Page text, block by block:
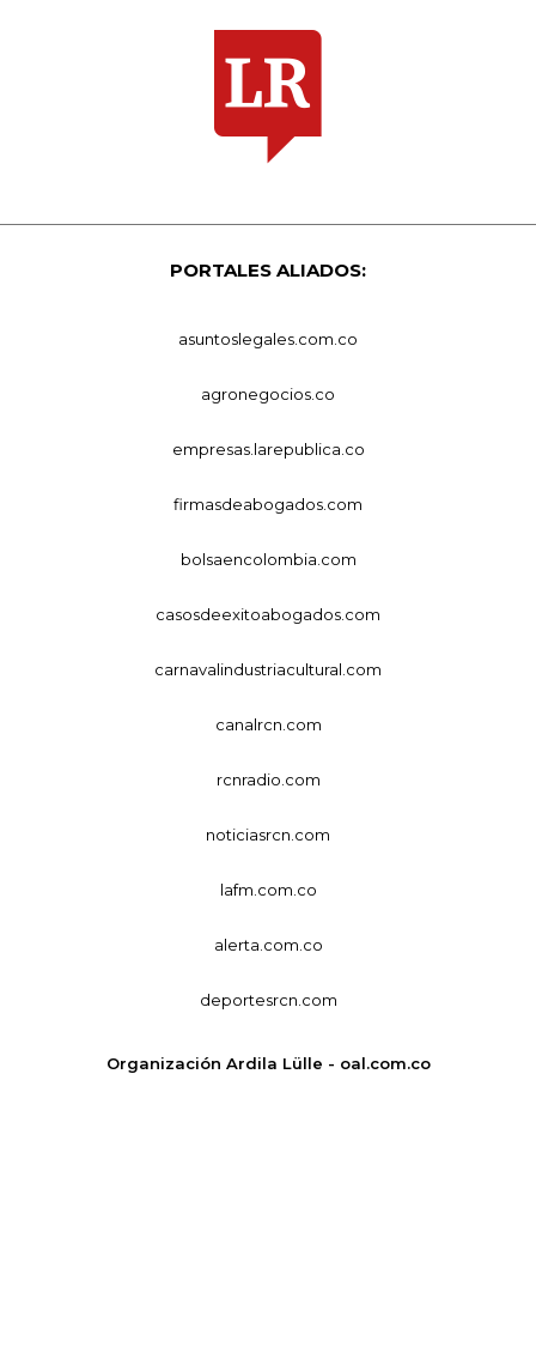
PORTALES ALIADOS:
asuntoslegales.com.co
agronegocios.co
empresas.larepublica.co
firmasdeabogados.com
bolsaencolombia.com
casosdeexitoabogados.com
carnavalindustriacultural.com
canalrcn.com
rcnradio.com
noticiasrcn.com
lafm.com.co
alerta.com.co
deportesrcn.com
Organización Ardila Lülle - oal.com.co